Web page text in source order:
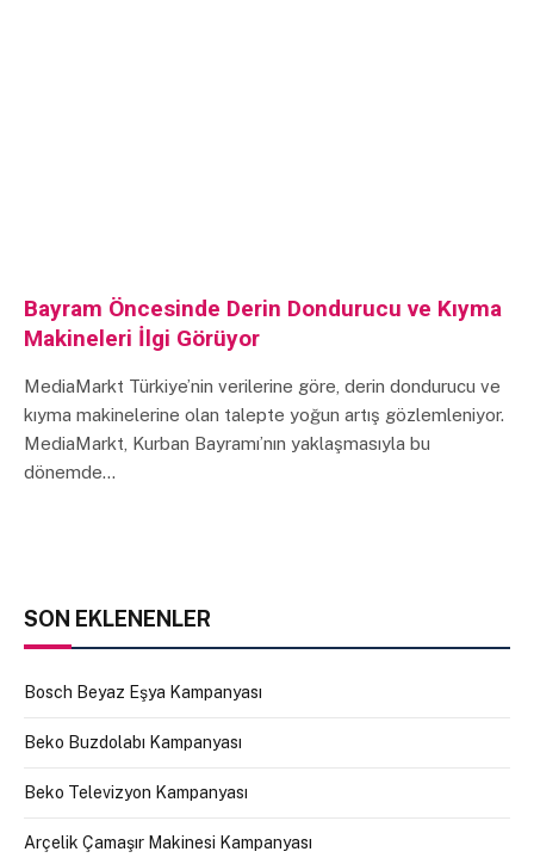
Bayram Öncesinde Derin Dondurucu ve Kıyma
Makineleri İlgi Görüyor
MediaMarkt Türkiye’nin verilerine göre, derin dondurucu ve
kıyma makinelerine olan talepte yoğun artış gözlemleniyor.
MediaMarkt, Kurban Bayramı’nın yaklaşmasıyla bu
dönemde…
SON EKLENENLER
Bosch Beyaz Eşya Kampanyası
Beko Buzdolabı Kampanyası
Beko Televizyon Kampanyası
Arçelik Çamaşır Makinesi Kampanyası